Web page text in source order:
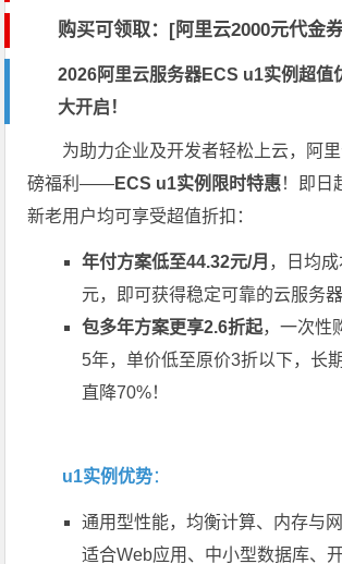
购买可领取：[阿里云2000元代金
2026阿里云服务器ECS u1实例超值
大开启！
为助力企业及开发者轻松上云，阿
磅福利——ECS u1实例限时特惠！即日
新老用户均可享受超值折扣：
年付方案低至44.32元/月 ，日均
元，即可获得稳定可靠的云服务器
包多年方案更享2.6折起，一次性
5年，单价低至原价3折以下，长
直降70%！
u1实例优势：
通用型性能，均衡计算、内存与网
适合Web应用、中小型数据库、